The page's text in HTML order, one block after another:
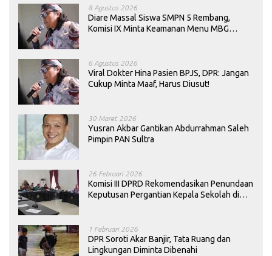
8 Agustus 2026
Diare Massal Siswa SMPN 5 Rembang,
Komisi IX Minta Keamanan Menu MBG
6 Agustus 2026
Viral Dokter Hina Pasien BPJS, DPR: Jangan
Cukup Minta Maaf, Harus Diusut!
30 Maret 2026
Yusran Akbar Gantikan Abdurrahman Saleh
Pimpin PAN Sultra
26 Februari 2026
Komisi III DPRD Rekomendasikan Penundaan
Keputusan Pergantian Kepala Sekolah di
1 Februari 2026
DPR Soroti Akar Banjir, Tata Ruang dan
Lingkungan Diminta Dibenahi